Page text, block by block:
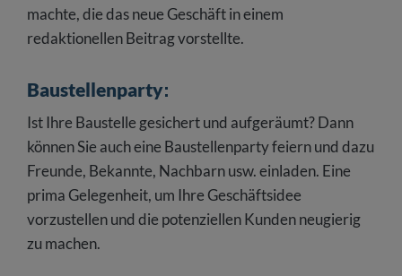
machte, die das neue Geschäft in einem
redaktionellen Beitrag vorstellte.
Baustellenparty:
Ist Ihre Baustelle gesichert und aufgeräumt? Dann
können Sie auch eine Baustellenparty feiern und dazu
Freunde, Bekannte, Nachbarn usw. einladen. Eine
prima Gelegenheit, um Ihre Geschäftsidee
vorzustellen und die potenziellen Kunden neugierig
zu machen.